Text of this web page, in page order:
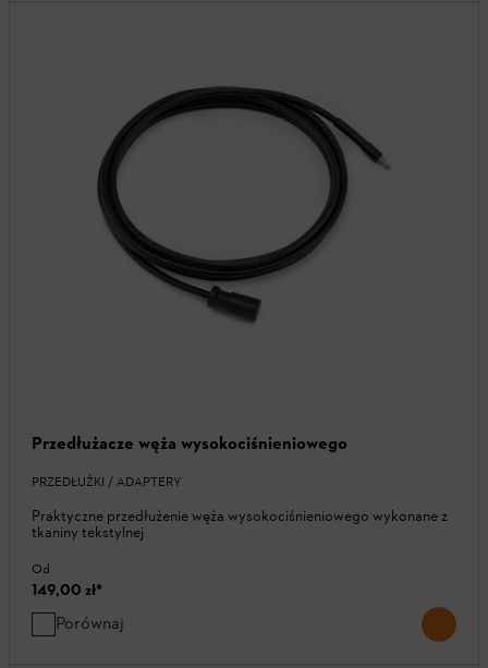
Przedłużacze węża wysokociśnieniowego
PRZEDŁUŻKI / ADAPTERY
Praktyczne przedłużenie węża wysokociśnieniowego wykonane z
tkaniny tekstylnej
Od
149,00 zł*
Porównaj